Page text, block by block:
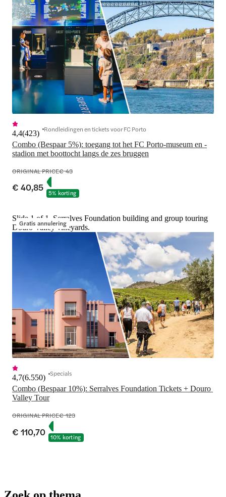
Combo (Bespaar 5%): toegang tot het FC Porto-museum en -
stadion met boottocht langs de zes bruggen
4,4(423) Rondleidingen en tickets voor FC Porto
ORIGINAL PRICE€ 43
€ 40,85 5% korting
Gratis annulering
Slide 1 of 1, Serralves Foundation building and group touring
Douro Valley vineyards.
Combo (Bespaar 10%): Serralves Foundation Tickets + Douro
Valley Tour
4,7(6.550) Specials
ORIGINAL PRICE€ 123
€ 110,70 10% korting